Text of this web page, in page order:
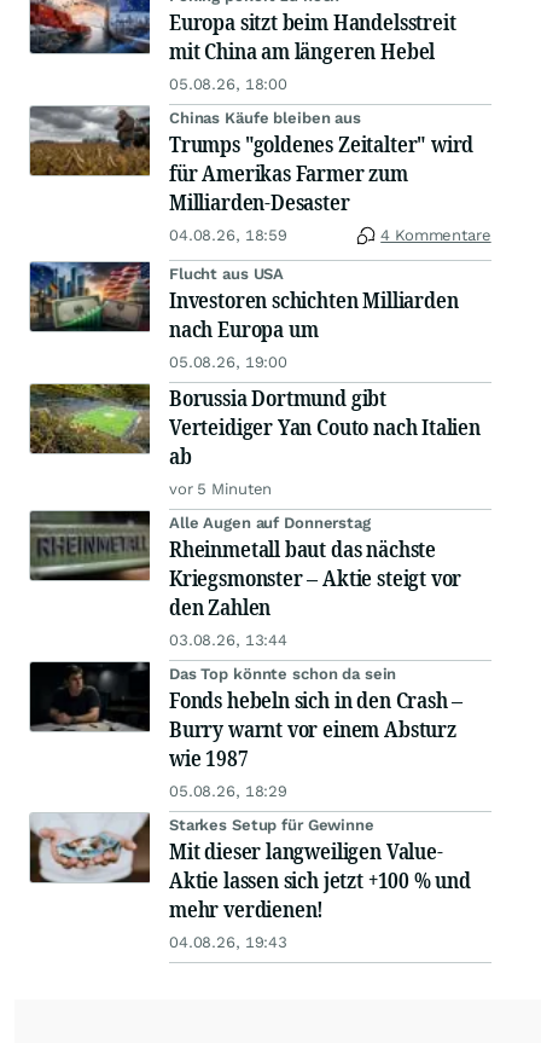
Europa sitzt beim Handelsstreit
mit China am längeren Hebel
05.08.26, 18:00
Chinas Käufe bleiben aus
Trumps "goldenes Zeitalter" wird
für Amerikas Farmer zum
Milliarden-Desaster
04.08.26, 18:59 4 Kommentare
Flucht aus USA
Investoren schichten Milliarden
nach Europa um
05.08.26, 19:00
Borussia Dortmund gibt
Verteidiger Yan Couto nach Italien
ab
vor 5 Minuten
Alle Augen auf Donnerstag
Rheinmetall baut das nächste
Kriegsmonster – Aktie steigt vor
den Zahlen
03.08.26, 13:44
Das Top könnte schon da sein
Fonds hebeln sich in den Crash –
Burry warnt vor einem Absturz
wie 1987
05.08.26, 18:29
Starkes Setup für Gewinne
Mit dieser langweiligen Value-
Aktie lassen sich jetzt +100 % und
mehr verdienen!
04.08.26, 19:43